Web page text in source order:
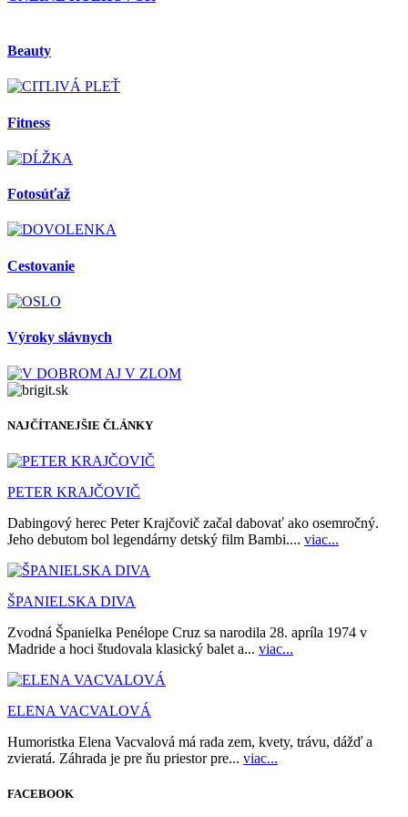
Beauty
Fitness
Fotosúťaž
Cestovanie
Výroky slávnych
NAJČÍTANEJŠIE ČLÁNKY
PETER KRAJČOVIČ
Dabingový herec Peter Krajčovič začal dabovať ako osemročný.
Jeho debutom bol legendárny detský film Bambi.... viac...
ŠPANIELSKA DIVA
Zvodná Španielka Penélope Cruz sa narodila 28. apríla 1974 v
Madride a hoci študovala klasický balet a... viac...
ELENA VACVALOVÁ
Humoristka Elena Vacvalová má rada zem, kvety, trávu, dážď a
zvieratá. Záhrada je pre ňu priestor pre... viac...
FACEBOOK